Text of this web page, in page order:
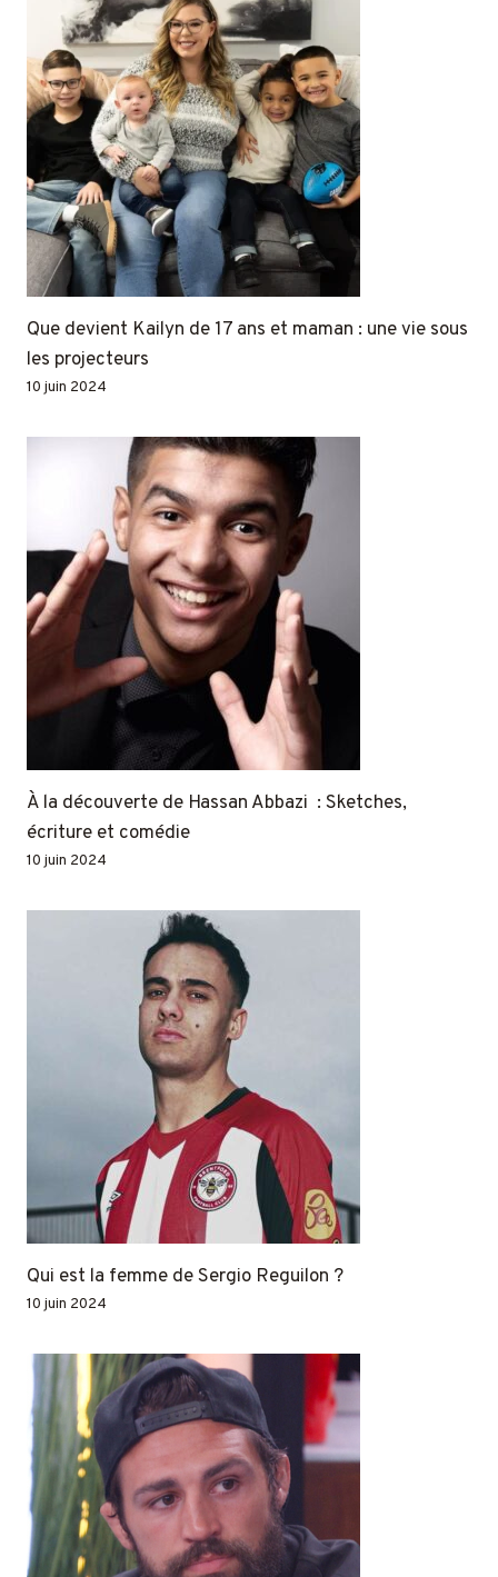
Que devient Kailyn de 17 ans et maman : une vie sous
les projecteurs
10 juin 2024
À la découverte de Hassan Abbazi : Sketches,
écriture et comédie
10 juin 2024
Qui est la femme de Sergio Reguilon ?
10 juin 2024